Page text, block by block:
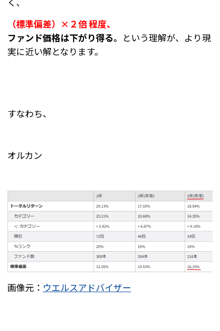
（標準偏差）×２倍 程度、
ファンド価格は下がり得る。 という理解が、より現
実に近い解となります。
すなわち、
オルカン
画像元： ウエルスアドバイザー